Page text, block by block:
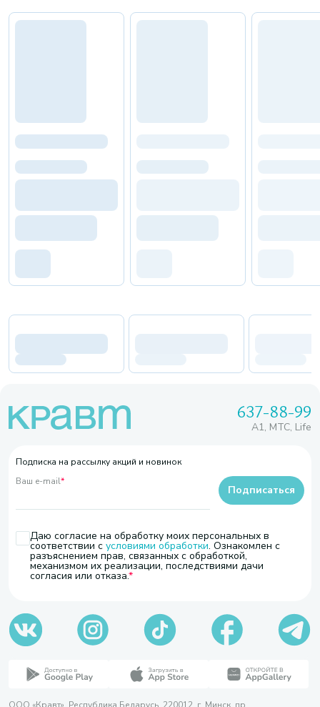
637-88-99
A1, МТС, Life
Подписка на рассылку акций и новинок
Ваш e-mail*
Даю согласие на обработку моих персональных в
соответствии с условиями обработки. Ознакомлен с
разъяснением прав, связанных с обработкой,
механизмом их реализации, последствиями дачи
согласия или отказа.
Подписаться